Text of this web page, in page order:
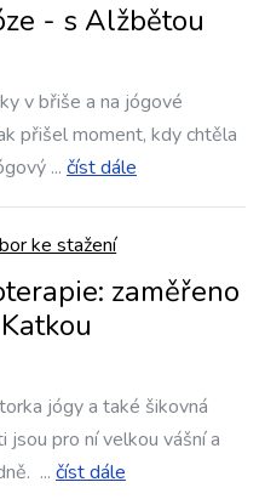
- s Alžbětou
v břiše a na jógové
přišel moment, kdy chtěla
... číst dále
ke stažení
zaměřeno
jógy a také šikovná
pro ní velkou vášní a
... číst dále